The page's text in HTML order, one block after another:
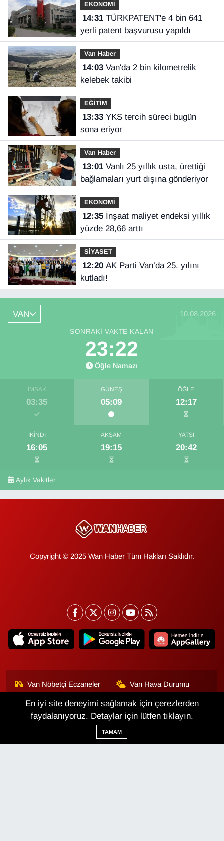
EKONOMİ
14:31TÜRKPATENT'e 4 bin 641
yerli patent başvurusu yapıldı
Van Haber
14:03Van'da 2 bin kilometrelik
kelebek takibi
EĞİTİM
13:33YKS tercih süreci bugün
sona eriyor
Van Haber
13:01Vanlı 25 yıllık usta, ürettiği
bağlamaları yurt dışına gönderiyor
EKONOMİ
12:35İnşaat maliyet endeksi yıllık
yüzde 28,66 arttı
SİYASET
12:20AK Parti Van’da 25. yılını
kutladı!
VAN 10.08.2026
SONRAKI VAKTE KALAN
23:21
Öğle Namazı
İMSAK
03:35
GÜNEŞ
05:09
ÖĞLE
12:17
İKINDI
16:05
AKŞAM
19:15
YATSI
20:42
Aylık Vakitler
Copyright © 2025 Wan Haber Tüm Hakları Saklıdır.
Van Nöbetçi Eczaneler Van Hava Durumu
Van Namaz Vakitleri
Van Trafik Yoğunluk
Haritası
Puan Durumu ve Fikstür
En iyi site deneyimi sağlamak için çerezlerden
faydalanıyoruz. Detaylar için lütfen tıklayın.
TAMAM